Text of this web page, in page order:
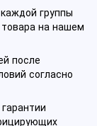
группы
товара на нашем
после
согласно